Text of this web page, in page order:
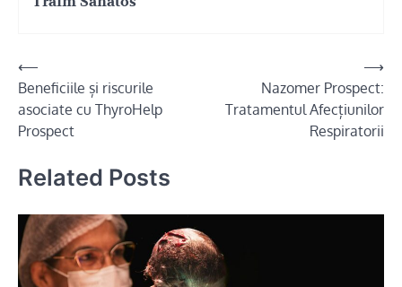
Navigare
în
articole
⟵
Beneficiile și riscurile
asociate cu ThyroHelp
Prospect
Nazomer Prospect:
Tratamentul Afecțiunilor
Respiratorii
⟶
Related Posts